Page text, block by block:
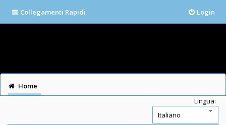
Collegamenti Rapidi Login
Home
Lingua: